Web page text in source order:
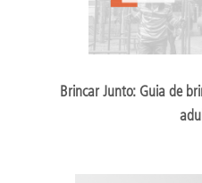
Brincar Junto: Guia de